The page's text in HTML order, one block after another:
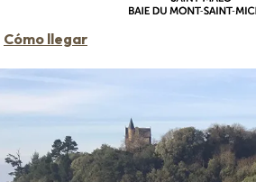
Cómo llegar